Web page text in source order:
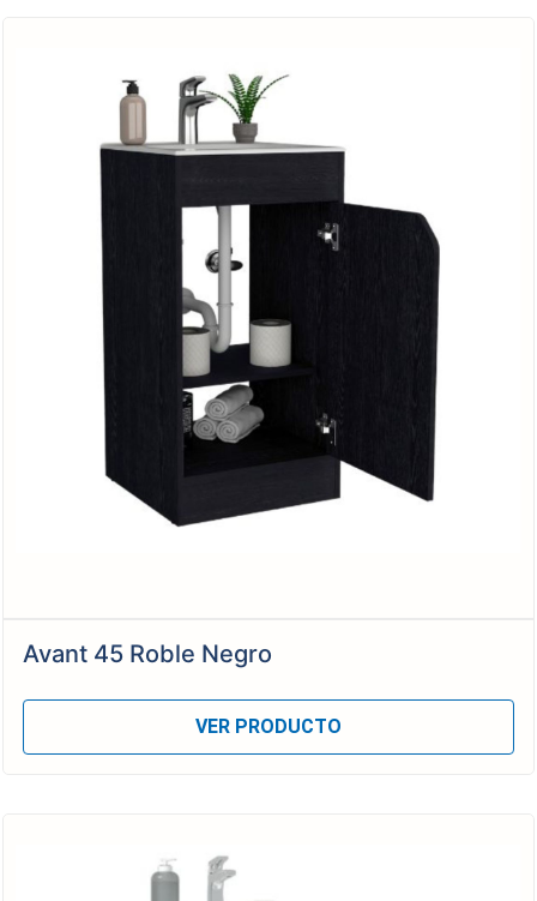
Avant 45 Roble Negro
VER PRODUCTO